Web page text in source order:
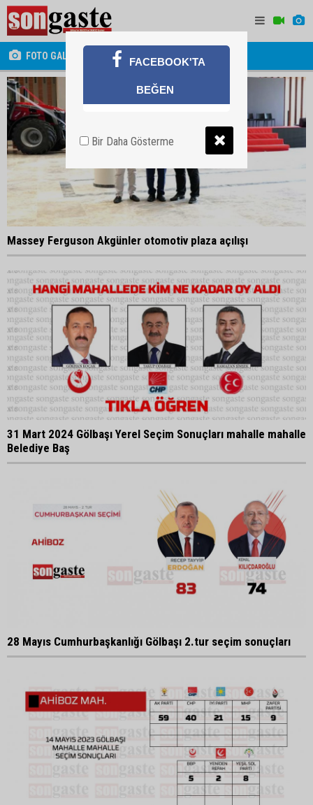
FOTO GALERİ
Massey Ferguson Akgünler otomotiv plaza açılışı
31 Mart 2024 Gölbaşı Yerel Seçim Sonuçları mahalle mahalle
Belediye Baş
28 Mayıs Cumhurbaşkanlığı Gölbaşı 2.tur seçim sonuçları
FACEBOOK'TA
BEĞEN
Bir Daha Gösterme